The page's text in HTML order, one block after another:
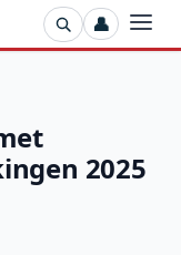
👤
2025